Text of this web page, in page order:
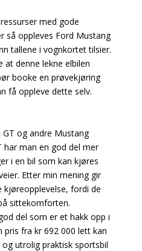
med gode
oppleves Ford Mustang
tallene i vognkortet tilsier.
at denne lekne elbilen
booke en prøvekjøring
få oppleve dette selv.
og andre Mustang
har man en god del mer
i en bil som kan kjøres
Etter min mening gir
kjøreopplevelse, fordi de
sittekomforten.
del som er et hakk opp i
fra kr 692 000 lett kan
utrolig praktisk sportsbil